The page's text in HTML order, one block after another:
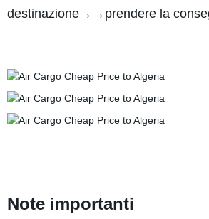
destinazione→→prendere la
Note importanti